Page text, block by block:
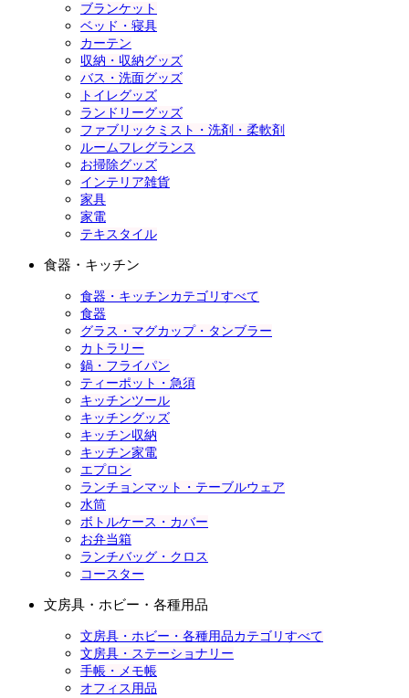
ブランケット
ベッド・寝具
カーテン
収納・収納グッズ
バス・洗面グッズ
トイレグッズ
ランドリーグッズ
ファブリックミスト・洗剤・柔軟剤
ルームフレグランス
お掃除グッズ
インテリア雑貨
家具
家電
テキスタイル
食器・キッチン
食器・キッチンカテゴリすべて
食器
グラス・マグカップ・タンブラー
カトラリー
鍋・フライパン
ティーポット・急須
キッチンツール
キッチングッズ
キッチン収納
キッチン家電
エプロン
ランチョンマット・テーブルウェア
水筒
ボトルケース・カバー
お弁当箱
ランチバッグ・クロス
コースター
文房具・ホビー・各種用品
文房具・ホビー・各種用品カテゴリすべて
文房具・ステーショナリー
手帳・メモ帳
オフィス用品